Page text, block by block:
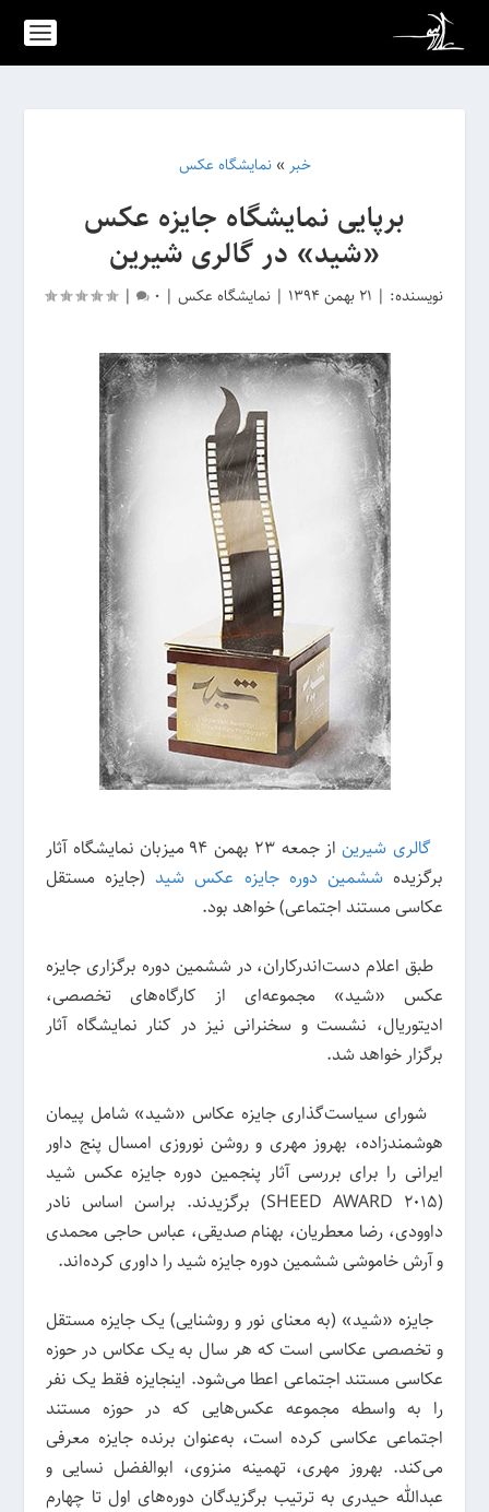
خبر »نمایشگاه عکس
برپایی نمایشگاه جایزه عکس
«شید» در گالری شیرین
نویسنده: | 21 بهمن 1394 |نمایشگاه عکس |
0
|
گالری شیرین
از جمعه ۲۳ بهمن ۹۴ میزبان نمایشگاه آثار
برگزیدهششمین دوره جایزه عکس شید (جایزه مستقل
عکاسی مستند اجتماعی) خواهد بود.
طبق اعلام دست‌اندرکاران، در ششمین دوره برگزاری جایزه
عکس «شید» مجموعه‌ای از کارگاه‌های تخصصی،
ادیتوریال، نشست و سخنرانی نیز در کنار نمایشگاه آثار
برگزار خواهد شد.
شورای سیاست‌گذاری جایزه عکاس «شید» شامل پیمان
هوشمندزاده، بهروز مهری و روشن نوروزی امسال پنج داور
ایرانی را برای بررسی آثار پنجمین دوره جایزه عکس شید
(SHEED AWARD ۲۰۱۵) برگزیدند. براسن اساس نادر
داوودی، رضا معطریان، بهنام صدیقی، عباس حاجی محمدی
و آرش خاموشی ششمین دوره جایزه شید را داوری کرده‌اند.
جایزه «شید» (به معنای نور و روشنایی) یک جایزه مستقل
و تخصصی عکاسی است که هر سال به یک عکاس در حوزه
عکاسی مستند اجتماعی اعطا می‌شود. اینجایزه‌ فقط یک نفر
را به واسطه مجموعه عکس‌هایی که در حوزه مستند
اجتماعی عکاسی کرده است، به‌عنوان برنده جایزه معرفی
می‌کند. بهروز مهری، تهمینه منزوی، ابوالفضل نسایی و
عبدالله حیدری به ترتیب برگزیدگان دوره‌های‌ اول تا چهارم